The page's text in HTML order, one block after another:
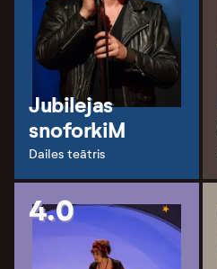
Jubilejas
snoforkiM
Dailes teātris
4.0